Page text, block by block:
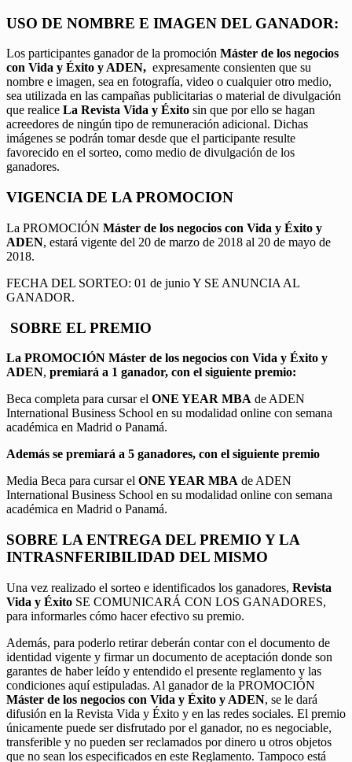
USO DE NOMBRE E IMAGEN DEL GANADOR:
Los participantes ganador de la promoción Máster de los negocios
con Vida y Éxito y ADEN, expresamente consienten que su
nombre e imagen, sea en fotografía, video o cualquier otro medio,
sea utilizada en las campañas publicitarias o material de divulgación
que realice La Revista Vida y Éxito sin que por ello se hagan
acreedores de ningún tipo de remuneración adicional. Dichas
imágenes se podrán tomar desde que el participante resulte
favorecido en el sorteo, como medio de divulgación de los
ganadores.
VIGENCIA DE LA PROMOCION
La PROMOCIÓN Máster de los negocios con Vida y Éxito y
ADEN, estará vigente del 20 de marzo de 2018 al 20 de mayo de
2018.
FECHA DEL SORTEO: 01 de junio Y SE ANUNCIA AL
GANADOR.
SOBRE EL PREMIO
La PROMOCIÓN Máster de los negocios con Vida y Éxito y
ADEN, premiará a 1 ganador, con el siguiente premio:
Beca completa para cursar el ONE YEAR MBA de ADEN
International Business School en su modalidad online con semana
académica en Madrid o Panamá.
Además se premiará a 5 ganadores, con el siguiente premio
Media Beca para cursar el ONE YEAR MBA de ADEN
International Business School en su modalidad online con semana
académica en Madrid o Panamá.
SOBRE LA ENTREGA DEL PREMIO Y LA
INTRASNFERIBILIDAD DEL MISMO
Una vez realizado el sorteo e identificados los ganadores, Revista
Vida y Éxito SE COMUNICARÁ CON LOS GANADORES,
para informarles cómo hacer efectivo su premio.
Además, para poderlo retirar deberán contar con el documento de
identidad vigente y firmar un documento de aceptación donde son
garantes de haber leído y entendido el presente reglamento y las
condiciones aquí estipuladas. Al ganador de la PROMOCIÓN
Máster de los negocios con Vida y Éxito y ADEN, se le dará
difusión en la Revista Vida y Éxito y en las redes sociales. El premio
únicamente puede ser disfrutado por el ganador, no es negociable,
transferible y no pueden ser reclamados por dinero u otros objetos
que no sean los especificados en este Reglamento. Tampoco está